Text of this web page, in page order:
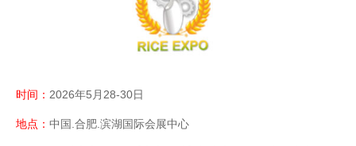
时间： 2026年5月28-30日
地点： 中国.合肥.滨湖国际会展中心